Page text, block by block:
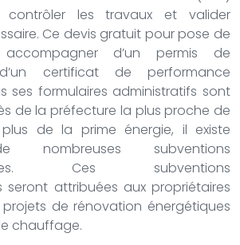
contrôler les travaux et valider
Ce devis gratuit pour pose de
d’un permis de
certificat de performance
ses formulaires administratifs sont
de la préfecture la plus proche de
de la prime énergie, il existe
nombreuses subventions
Ces subventions
seront attribuées aux propriétaires
de rénovation énergétiques
chauffage.